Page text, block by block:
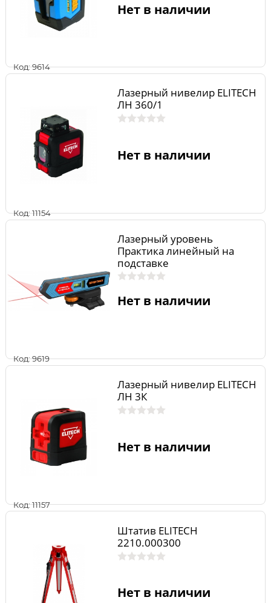
Код: 9614
Нет в наличии
Код: 11154
Лазерный нивелир ELITECH
ЛН 360/1
Нет в наличии
Код: 9619
Лазерный уровень
Практика линейный на
подставке
Нет в наличии
Код: 11157
Лазерный нивелир ELITECH
ЛН 3К
Нет в наличии
Штатив ELITECH
2210.000300
Нет в наличии